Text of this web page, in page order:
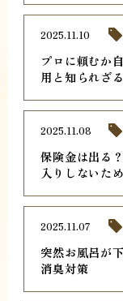
プロに頼むか
用と知られざ
2025.11.10
保険金は出る
入りしないた
2025.11.08
突然お風呂が
消臭対策
2025.11.07